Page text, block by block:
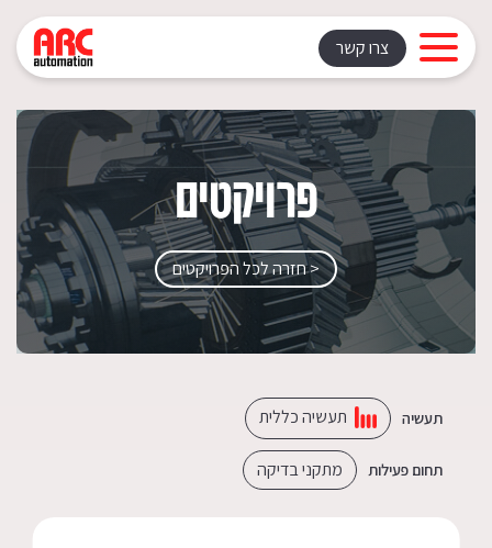
צרו קשר
פרויקטים
< חזרה לכל הפרויקטים
תעשיה תעשיה כללית
תחום פעילות מתקני בדיקה